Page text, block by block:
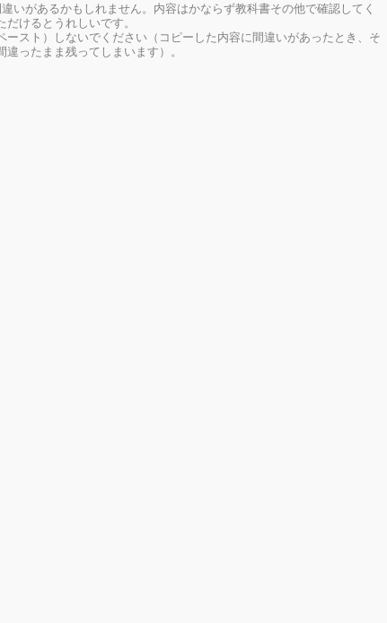
があるかもしれません。内容はかならず教科書その他で確認してく
けるとうれしいです。
スト）しないでください（コピーした内容に間違いがあったとき、そ
ったまま残ってしまいます）。